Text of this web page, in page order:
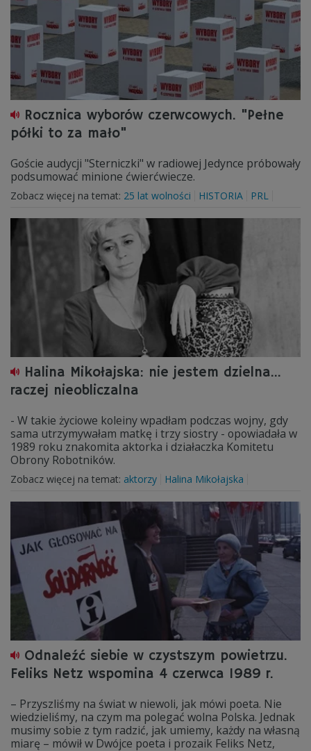
Rocznica wyborów czerwcowych. "Pełne
półki to za mało"
Goście audycji "Sterniczki" w radiowej Jedynce próbowały
podsumować minione ćwierćwiecze.
Zobacz więcej na temat: 25 lat wolności HISTORIA PRL
Halina Mikołajska: nie jestem dzielna...
raczej nieobliczalna
- W takie życiowe koleiny wpadłam podczas wojny, gdy
sama utrzymywałam matkę i trzy siostry - opowiadała w
1989 roku znakomita aktorka i działaczka Komitetu
Obrony Robotników.
Zobacz więcej na temat: aktorzy Halina Mikołajska
Odnaleźć siebie w czystszym powietrzu.
Feliks Netz wspomina 4 czerwca 1989 r.
– Przyszliśmy na świat w niewoli, jak mówi poeta. Nie
wiedzieliśmy, na czym ma polegać wolna Polska. Jednak
musimy sobie z tym radzić, jak umiemy, każdy na własną
miarę – mówił w Dwójce poeta i prozaik Feliks Netz,